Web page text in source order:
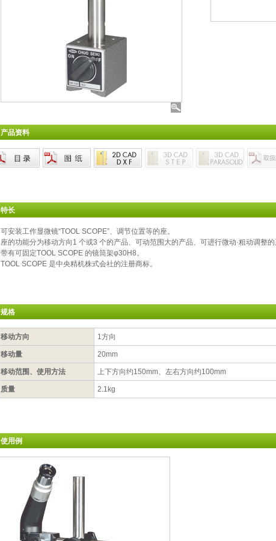
产品资料
特长
可安装工作显微镜“TOOL SCOPE”、调节位置等的座。
座的功能分为移动方向1 个或3 个的产品、可动范围大的产品、可进行微动·粗动调整的
带有可固定TOOL SCOPE 的镜筒架φ30H8。
TOOL SCOPE 是中央精机株式会社的注册商标。
规格
移动方向 1方向
移动量 20mm
移动范围、使用方法 上下方向约150mm、左右方向约100mm
质量 2.1kg
使用例